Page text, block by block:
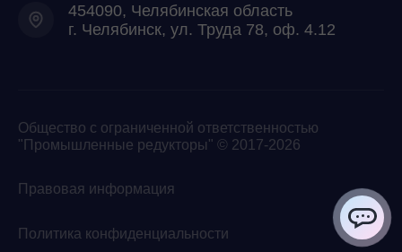
454090, Челябинская область
г. Челябинск, ул. Труда 78, оф. 4.12
Общество с ограниченной ответственностью
"Промышленные редукторы" © 2017-2026
Правовая информация
Политика конфиденциальности
ChatApp